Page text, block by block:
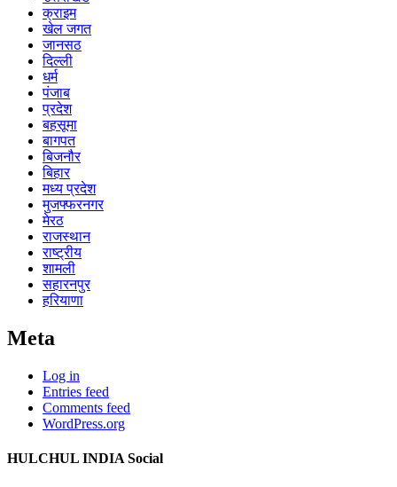
क्राइम
खेल जगत
जानसठ
दिल्ली
धर्म
पंजाब
प्रदेश
बहसूमा
बागपत
बिजनौर
बिहार
मध्य प्रदेश
मुजफ्फरनगर
मेरठ
राजस्थान
राष्ट्रीय
शामली
सहारनपुर
हरियाणा
Meta
Log in
Entries feed
Comments feed
WordPress.org
HULCHUL INDIA Social